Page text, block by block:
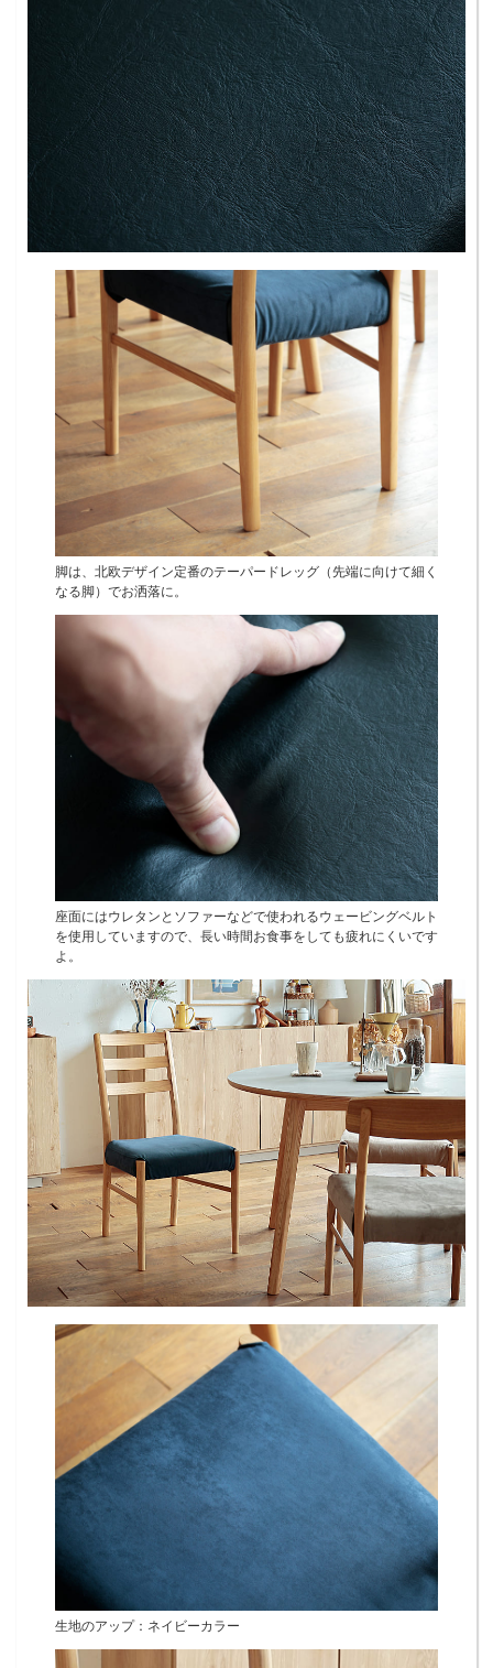
脚は、北欧デザイン定番のテーパードレッグ（先端に向けて細く
なる脚）でお洒落に。
座面にはウレタンとソファーなどで使われるウェービングベルト
を使用していますので、長い時間お食事をしても疲れにくいです
よ。
生地のアップ：ネイビーカラー